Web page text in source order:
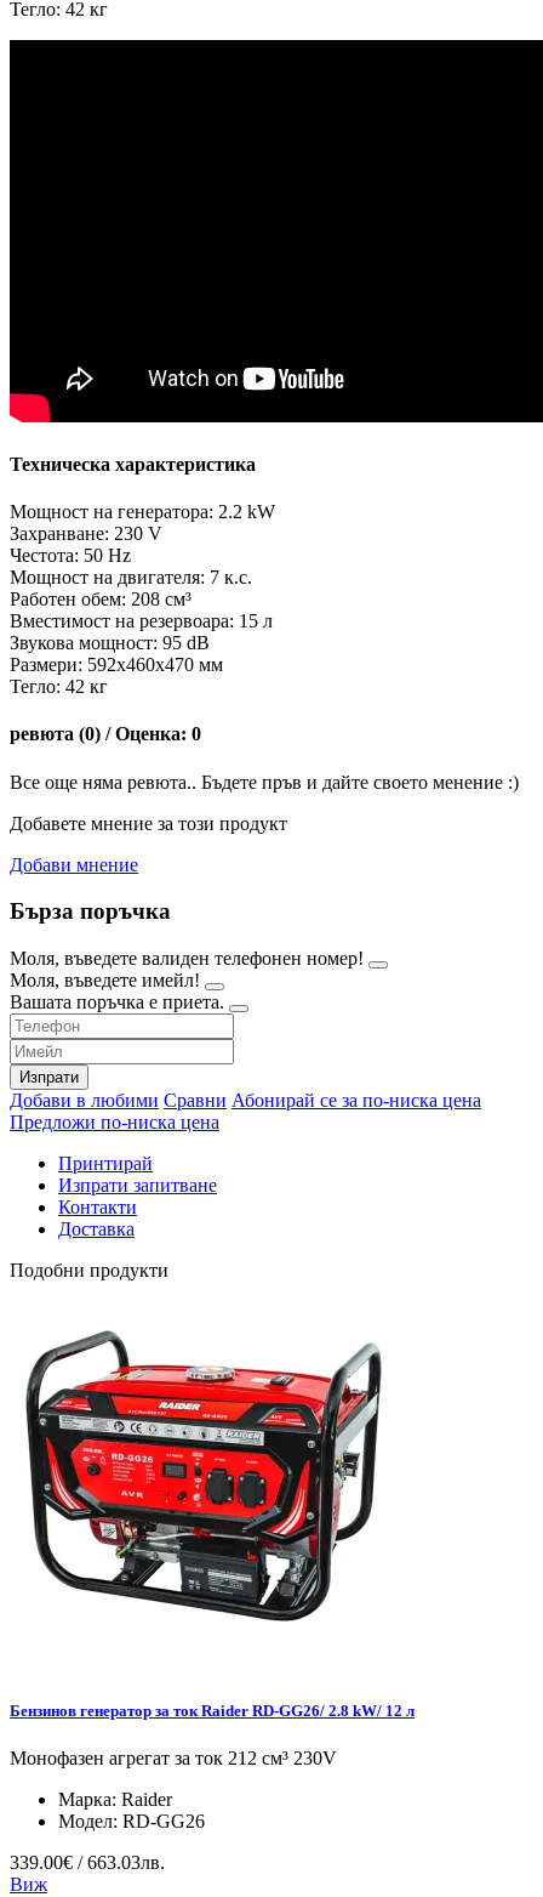
Тегло: 42 кг
Техническа характеристика
Мощност на генератора: 2.2 kW
Захранване: 230 V
Честота: 50 Hz
Мощност на двигателя: 7 к.с.
Работен обем: 208 см³
Вместимост на резервоара: 15 л
Звукова мощност: 95 dB
Размери: 592x460x470 мм
Тегло: 42 кг
ревюта (0) / Оценка: 0
Все още няма ревюта.. Бъдете пръв и дайте своето менение :)
Добавете мнение за този продукт
Добави мнение
Бърза поръчка
Моля, въведете валиден телефонен номер!
Моля, въведете имейл!
Вашата поръчка е приета.
Изпрати
Добави в любими Сравни Абонирай се за по-ниска цена
Предложи по-ниска цена
Принтирай
Изпрати запитване
Контакти
Доставка
Подобни продукти
Бензинов генератор за ток Raider RD-GG26/ 2.8 kW/ 12 л
Монофазен агрегат за ток 212 см³ 230V
Марка: Raider
Модел: RD-GG26
339.00€ / 663.03лв.
Виж